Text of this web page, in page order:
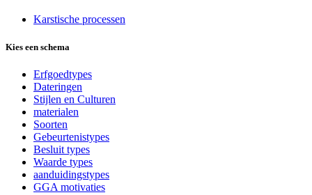
Karstische processen
Kies een schema
Erfgoedtypes
Dateringen
Stijlen en Culturen
materialen
Soorten
Gebeurtenistypes
Besluit types
Waarde types
aanduidingstypes
GGA motivaties